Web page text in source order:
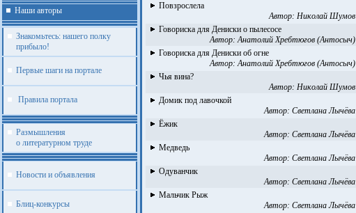
Наши авторы
Знакомьтесь: нашего полку
прибыло!
Первые шаги на портале
Правила портала
Размышления
о литературном труде
Новости и объявления
Блиц-конкурсы
Повзрослела
Автор: Николай Шумов
Говориска для Дениски о пылесосе
Автор:Анатолий Хребтюгов (Антосыч)
Говориска для Дениски об огне
Автор:Анатолий Хребтюгов (Антосыч)
Чья вина?
Автор: Николай Шумов
Домик под лавочкой
Автор: Светлана Лычёва
Ёжик
Автор: Светлана Лычёва
Медведь
Автор: Светлана Лычёва
Одуванчик
Автор: Светлана Лычёва
Мальчик Рыж
Автор: Светлана Лычёва